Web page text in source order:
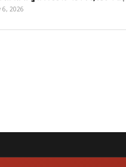
6, 2026